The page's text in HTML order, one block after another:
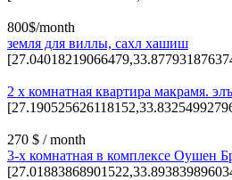
800$/month
земля для виллы, сахл хашиш
2 х комнатная квартира макрамя.
270 $ / month
3-х комнатная в комплексе Оушен